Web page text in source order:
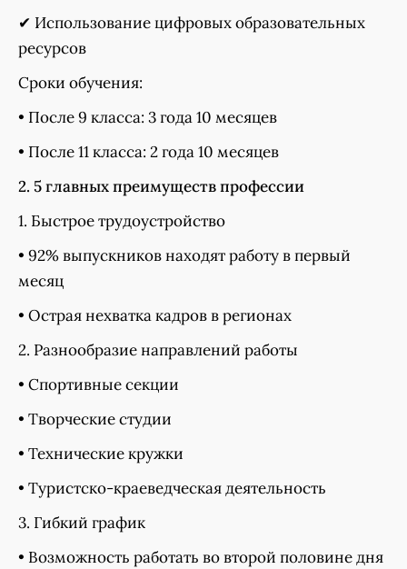
✔ Использование цифровых образовательных
ресурсов
Сроки обучения:
• После 9 класса: 3 года 10 месяцев
• После 11 класса: 2 года 10 месяцев
2. 5 главных преимуществ профессии
1. Быстрое трудоустройство
• 92% выпускников находят работу в первый
месяц
• Острая нехватка кадров в регионах
2. Разнообразие направлений работы
• Спортивные секции
• Творческие студии
• Технические кружки
• Туристско-краеведческая деятельность
3. Гибкий график
• Возможность работать во второй половине дня